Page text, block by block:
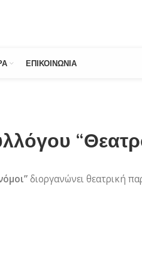
ΕΠΙΚΟΙΝΩΝΊΑ
διοργανώνει θεατρική